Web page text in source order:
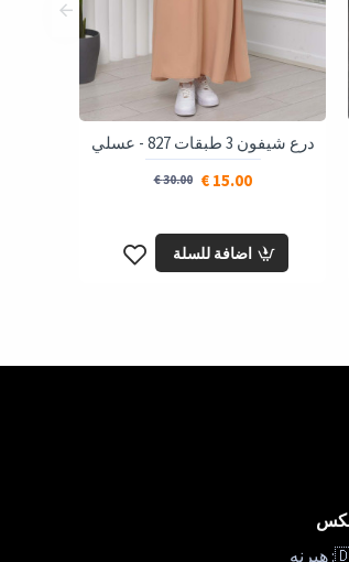
درع شيفون 3 طبقات 827 - عسلي
15.00 €
30.00 €
اضافة للسلة